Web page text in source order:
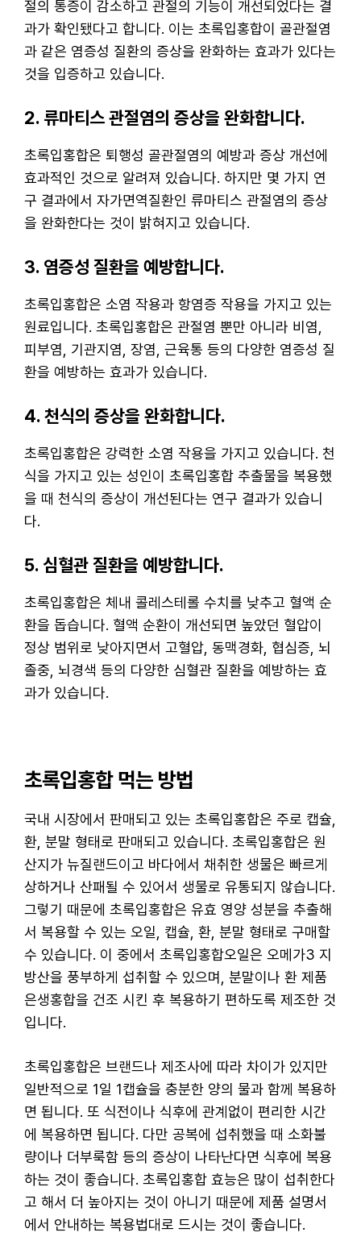
절의 통증이 감소하고 관절의 기능이 개선되었다는 결
과가 확인됐다고 합니다. 이는 초록입홍합이 골관절염
과 같은 염증성 질환의 증상을 완화하는 효과가 있다는
것을 입증하고 있습니다.
2. 류마티스 관절염의 증상을 완화합니다.
초록입홍합은 퇴행성 골관절염의 예방과 증상 개선에
효과적인 것으로 알려져 있습니다. 하지만 몇 가지 연
구 결과에서 자가면역질환인 류마티스 관절염의 증상
을 완화한다는 것이 밝혀지고 있습니다.
3. 염증성 질환을 예방합니다.
초록입홍합은 소염 작용과 항염증 작용을 가지고 있는
원료입니다. 초록입홍합은 관절염 뿐만 아니라 비염,
피부염, 기관지염, 장염, 근육통 등의 다양한 염증성 질
환을 예방하는 효과가 있습니다.
4. 천식의 증상을 완화합니다.
초록입홍합은 강력한 소염 작용을 가지고 있습니다. 천
식을 가지고 있는 성인이 초록입홍합 추출물을 복용했
을 때 천식의 증상이 개선된다는 연구 결과가 있습니
다.
5. 심혈관 질환을 예방합니다.
초록입홍합은 체내 콜레스테롤 수치를 낮추고 혈액 순
환을 돕습니다. 혈액 순환이 개선되면 높았던 혈압이
정상 범위로 낮아지면서 고혈압, 동맥경화, 협심증, 뇌
졸중, 뇌경색 등의 다양한 심혈관 질환을 예방하는 효
과가 있습니다.
초록입홍합 먹는 방법
국내 시장에서 판매되고 있는 초록입홍합은 주로 캡슐,
환, 분말 형태로 판매되고 있습니다. 초록입홍합은 원
산지가 뉴질랜드이고 바다에서 채취한 생물은 빠르게
상하거나 산패될 수 있어서 생물로 유통되지 않습니다.
그렇기 때문에 초록입홍합은 유효 영양 성분을 추출해
서 복용할 수 있는 오일, 캡슐, 환, 분말 형태로 구매할
수 있습니다. 이 중에서 초록입홍합오일은 오메가3 지
방산을 풍부하게 섭취할 수 있으며, 분말이나 환 제품
은생홍합을 건조 시킨 후 복용하기 편하도록 제조한 것
입니다.
초록입홍합은 브랜드나 제조사에 따라 차이가 있지만
일반적으로 1일 1캡슐을 충분한 양의 물과 함께 복용하
면 됩니다. 또 식전이나 식후에 관계없이 편리한 시간
에 복용하면 됩니다. 다만 공복에 섭취했을 때 소화불
량이나 더부룩함 등의 증상이 나타난다면 식후에 복용
하는 것이 좋습니다. 초록입홍합 효능은 많이 섭취한다
고 해서 더 높아지는 것이 아니기 때문에 제품 설명서
에서 안내하는 복용법대로 드시는 것이 좋습니다.